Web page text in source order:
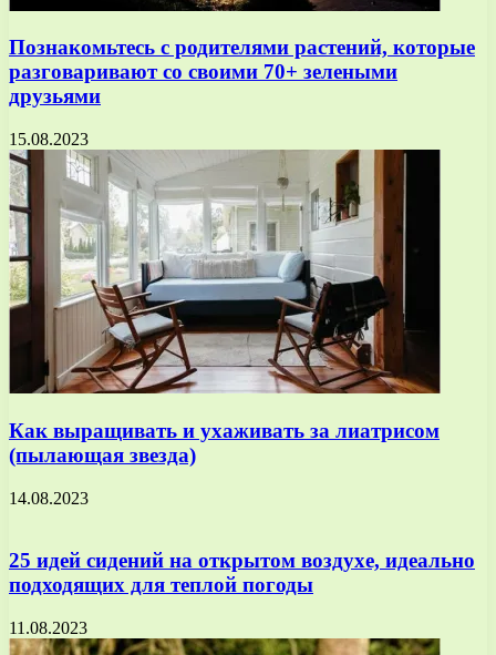
Познакомьтесь с родителями растений, которые
разговаривают со своими 70+ зелеными
друзьями
15.08.2023
Как выращивать и ухаживать за лиатрисом
(пылающая звезда)
14.08.2023
25 идей сидений на открытом воздухе, идеально
подходящих для теплой погоды
11.08.2023